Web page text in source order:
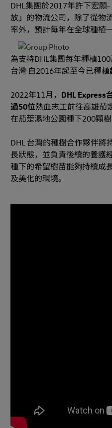
DHL集團於2017年許下宏願
放」的物流公司，除了從物
率外，預計每年在全球種植
為支持DHL集團每年種植
台灣 自2016年起至今已種植
2022年11月， DHL Express
過50位熱血志工前往高雄茄
在茄萣濕地公園種下200顆
DHL 台灣的種樹合作夥伴將
長狀態，並負責後續的養護
種下的希望樹苗能夠持續成
及美化的環境。